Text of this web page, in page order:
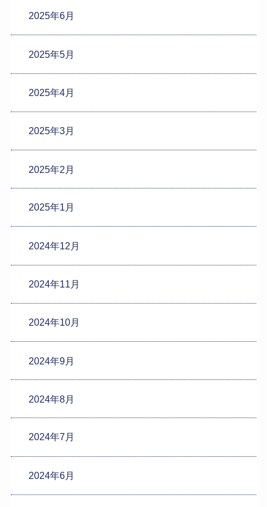
2025年6月
2025年5月
2025年4月
2025年3月
2025年2月
2025年1月
2024年12月
2024年11月
2024年10月
2024年9月
2024年8月
2024年7月
2024年6月